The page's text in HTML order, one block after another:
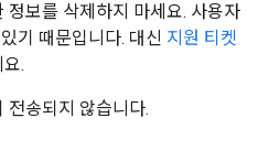
정보를 삭제하지 마세요. 사용자
기 때문입니다. 대신 지원 티켓
.
전송되지 않습니다.